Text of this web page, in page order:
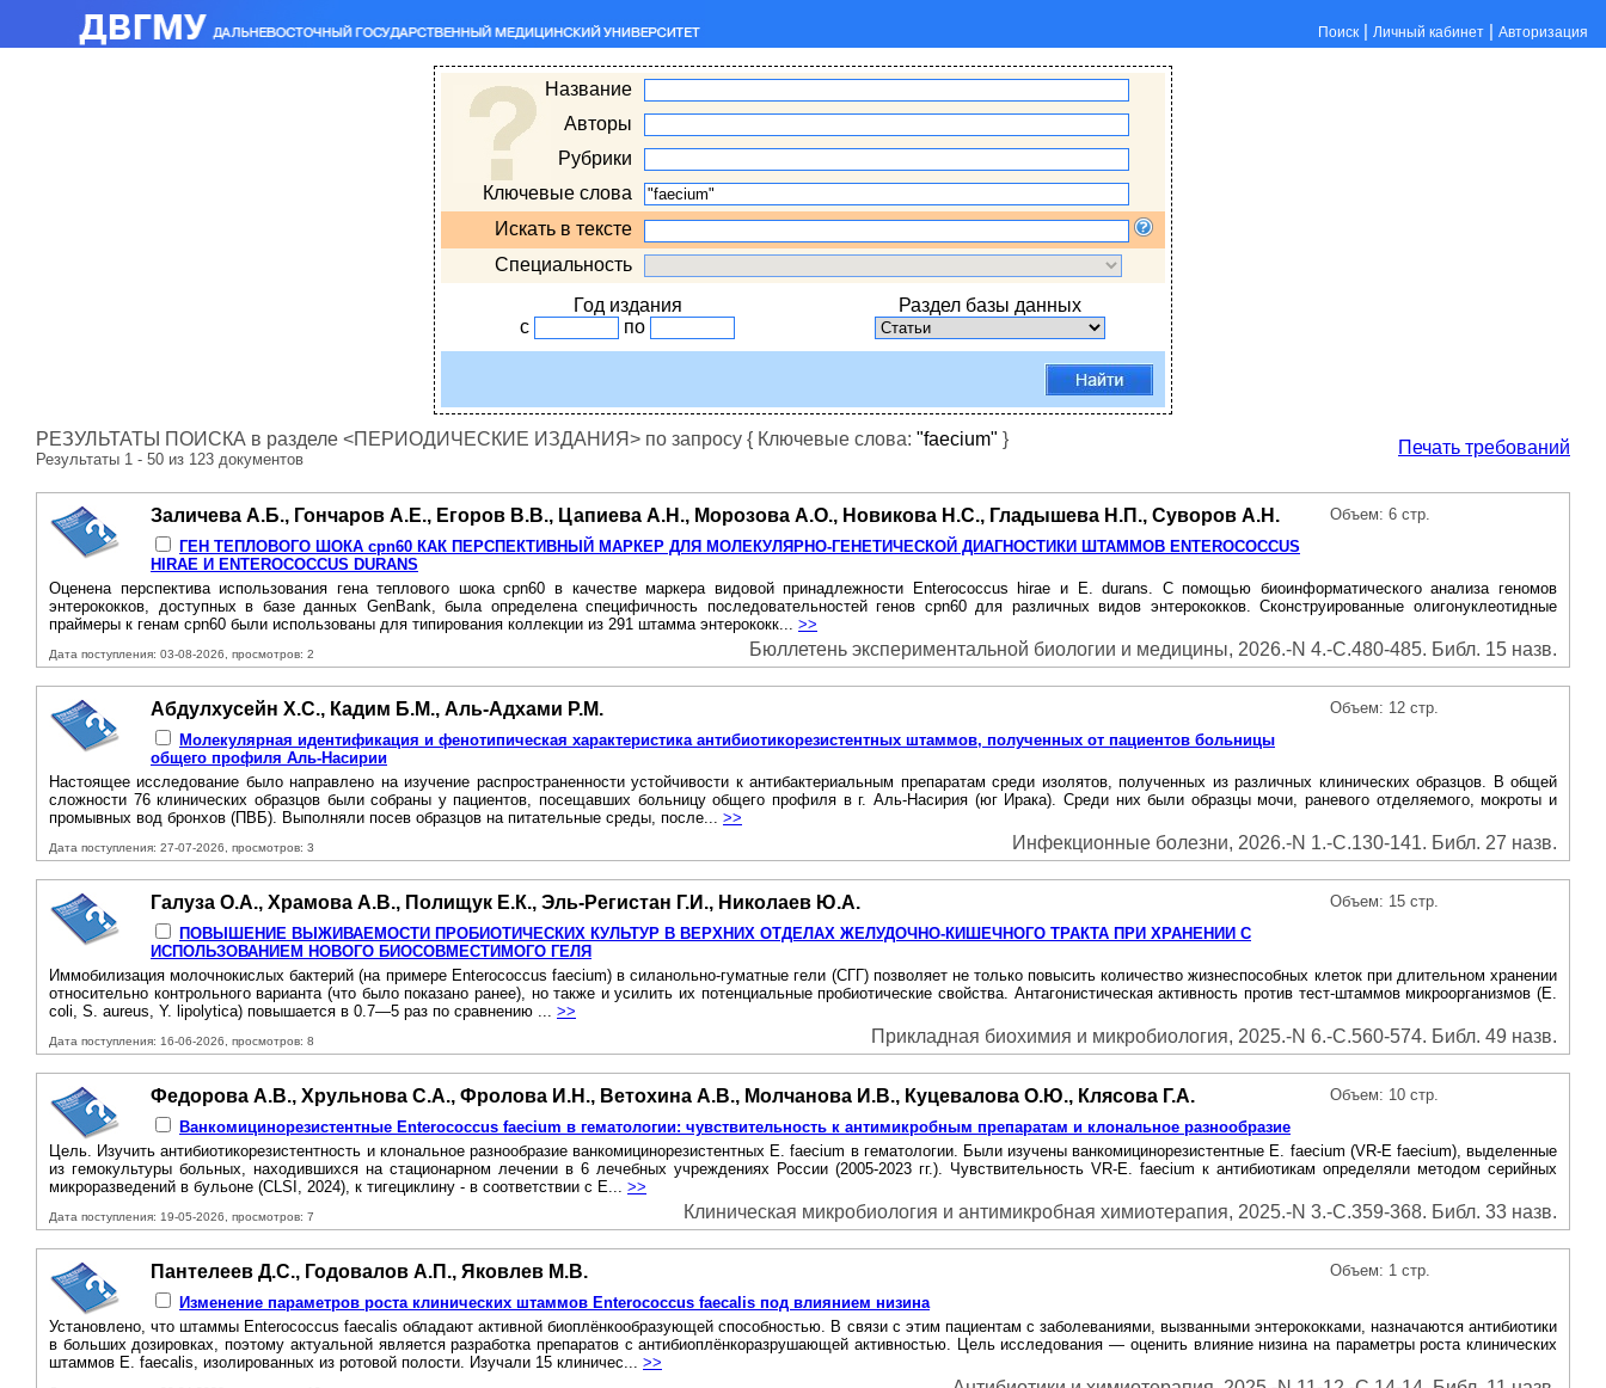
Поиск | Личный кабинет | Авторизация
Название
Авторы
Рубрики
Ключевые слова
Искать в тексте
Специальность
Год издания
Раздел базы данных
с
по
РЕЗУЛЬТАТЫ ПОИСКА в разделе <ПЕРИОДИЧЕСКИЕ ИЗДАНИЯ> по запросу { Ключевые слова: "faecium" }
Результаты 1 - 50 из 123 документов
Печать требований
Заличева А.Б., Гончаров А.Е., Егоров В.В., Цапиева А.Н., Морозова А.О., Новикова Н.С., Гладышева Н.П., Суворов А.Н.
ГЕН ТЕПЛОВОГО ШОКА срn60 КАК ПЕРСПЕКТИВНЫЙ МАРКЕР ДЛЯ МОЛЕКУЛЯРНО-ГЕНЕТИЧЕСКОЙ ДИАГНОСТИКИ ШТАММОВ ENTEROCOCCUS
HIRAE И ENTEROCOCCUS DURANS
Объем: 6 стр.
Оценена перспектива использования гена теплового шока срn60 в качестве маркера видовой принадлежности Enterococcus hirae и Е. durans. С помощью биоинформатического анализа геномов
энтерококков, доступных в базе данных GenBank, была определена специфичность последовательностей генов срn60 для различных видов энтерококков. Сконструированные олигонуклеотидные
праймеры к генам срn60 были использованы для типирования коллекции из 291 штамма энтерококк... >>
Дата поступления: 03-08-2026, просмотров: 2 Бюллетень экспериментальной биологии и медицины, 2026.-N 4.-С.480-485. Библ. 15 назв.
Абдулхусейн Х.С., Кадим Б.М., Аль-Адхами Р.М.
Молекулярная идентификация и фенотипическая характеристика антибиотикорезистентных штаммов, полученных от пациентов больницы
общего профиля Аль-Насирии
Объем: 12 стр.
Настоящее исследование было направлено на изучение распространенности устойчивости к антибактериальным препаратам среди изолятов, полученных из различных клинических образцов. В общей
сложности 76 клинических образцов были собраны у пациентов, посещавших больницу общего профиля в г. Аль-Насирия (юг Ирака). Среди них были образцы мочи, раневого отделяемого, мокроты и
промывных вод бронхов (ПВБ). Выполняли посев образцов на питательные среды, после... >>
Дата поступления: 27-07-2026, просмотров: 3 Инфекционные болезни, 2026.-N 1.-С.130-141. Библ. 27 назв.
Галуза О.А., Храмова А.В., Полищук Е.К., Эль-Регистан Г.И., Николаев Ю.А.
ПОВЫШЕНИЕ ВЫЖИВАЕМОСТИ ПРОБИОТИЧЕСКИХ КУЛЬТУР В ВЕРХНИХ ОТДЕЛАХ ЖЕЛУДОЧНО-КИШЕЧНОГО ТРАКТА ПРИ ХРАНЕНИИ С
ИСПОЛЬЗОВАНИЕМ НОВОГО БИОСОВМЕСТИМОГО ГЕЛЯ
Объем: 15 стр.
Иммобилизация молочнокислых бактерий (на примере Enterococcus faecium) в силанольно-гуматные гели (СГГ) позволяет не только повысить количество жизнеспособных клеток при длительном хранении
относительно контрольного варианта (что было показано ранее), но также и усилить их потенциальные пробиотические свойства. Антагонистическая активность против тест-штаммов микроорганизмов (Е.
coli, S. aureus, Y. lipolytica) повышается в 0.7—5 раз по сравнению ... >>
Дата поступления: 16-06-2026, просмотров: 8 Прикладная биохимия и микробиология, 2025.-N 6.-С.560-574. Библ. 49 назв.
Федорова А.В., Хрульнова С.А., Фролова И.Н., Ветохина А.В., Молчанова И.В., Куцевалова О.Ю., Клясова Г.А.
Ванкомицинорезистентные Enterococcus faecium в гематологии: чувствительность к антимикробным препаратам и клональное разнообразие
Объем: 10 стр.
Цель. Изучить антибиотикорезистентность и клональное разнообразие ванкомицинорезистентных Е. faecium в гематологии. Были изучены ванкомицинорезистентные Е. faecium (VR-E faecium), выделенные
из гемокультуры больных, находившихся на стационарном лечении в 6 лечебных учреждениях России (2005-2023 гг.). Чувствительность VR-E. faecium к антибиотикам определяли методом серийных
микроразведений в бульоне (CLSI, 2024), к тигециклину - в соответствии с E... >>
Дата поступления: 19-05-2026, просмотров: 7 Клиническая микробиология и антимикробная химиотерапия, 2025.-N 3.-С.359-368. Библ. 33 назв.
Пантелеев Д.С., Годовалов А.П., Яковлев М.В.
Изменение параметров роста клинических штаммов Enterococcus faecalis под влиянием низина
Объем: 1 стр.
Установлено, что штаммы Enterococcus faecalis обладают активной биоплёнкообразующей способностью. В связи с этим пациентам с заболеваниями, вызванными энтерококками, назначаются антибиотики
в больших дозировках, поэтому актуальной является разработка препаратов с антибиоплёнкоразрушающей активностью. Цель исследования — оценить влияние низина на параметры роста клинических
штаммов Е. faecalis, изолированных из ротовой полости. Изучали 15 клиничес... >>